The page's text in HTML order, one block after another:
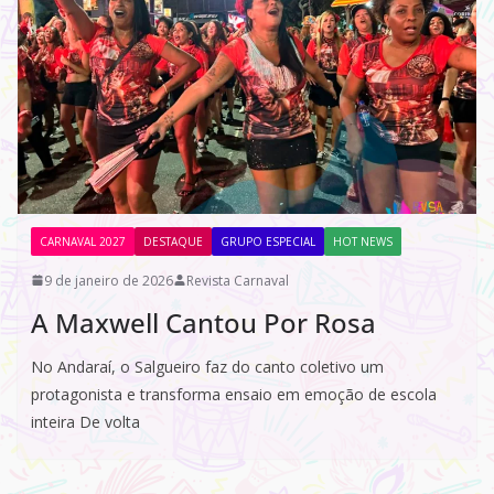
CARNAVAL 2027 DESTAQUE GRUPO ESPECIAL HOT NEWS
9 de janeiro de 2026 Revista Carnaval
A Maxwell Cantou Por Rosa
No Andaraí, o Salgueiro faz do canto coletivo um
protagonista e transforma ensaio em emoção de escola
inteira De volta